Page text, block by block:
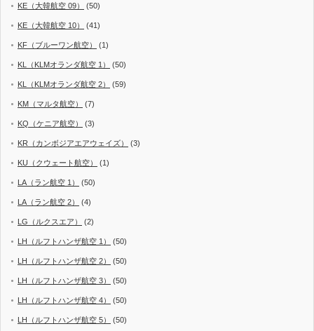
KE（大韓航空 09） (50)
KE（大韓航空 10） (41)
KF（ブルーワン航空） (1)
KL（KLMオランダ航空 1） (50)
KL（KLMオランダ航空 2） (59)
KM（マルタ航空） (7)
KQ（ケニア航空） (3)
KR（カンボジアエアウェイズ） (3)
KU（クウェート航空） (1)
LA（ラン航空 1） (50)
LA（ラン航空 2） (4)
LG（ルクスエア） (2)
LH（ルフトハンザ航空 1） (50)
LH（ルフトハンザ航空 2） (50)
LH（ルフトハンザ航空 3） (50)
LH（ルフトハンザ航空 4） (50)
LH（ルフトハンザ航空 5） (50)